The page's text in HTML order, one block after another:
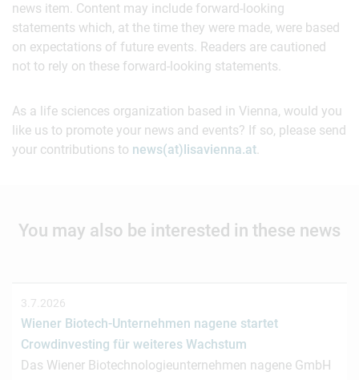
news item. Content may include forward-looking
statements which, at the time they were made, were based
on expectations of future events. Readers are cautioned
not to rely on these forward-looking statements.
As a life sciences organization based in Vienna, would you
like us to promote your news and events? If so, please send
your contributions to news(at)lisavienna.at.
You may also be interested in these news
3.7.2026
Wiener Biotech-Unternehmen nagene startet
Crowdinvesting für weiteres Wachstum
Das Wiener Biotechnologieunternehmen nagene GmbH